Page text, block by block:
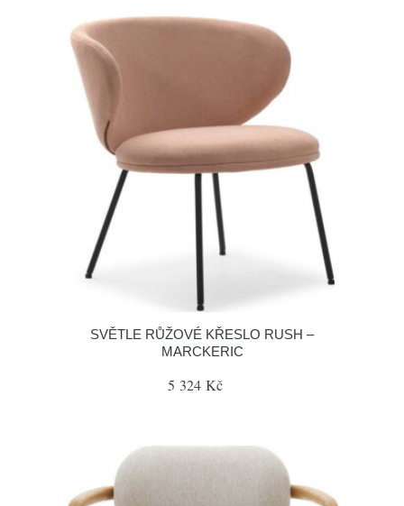
SVĚTLE RŮŽOVÉ KŘESLO RUSH –
MARCKERIC
5 324 Kč